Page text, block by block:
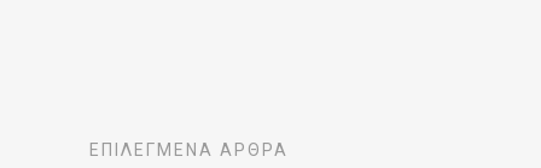
ΕΠΙΛΕΓΜΈΝΑ ΆΡΘΡΑ